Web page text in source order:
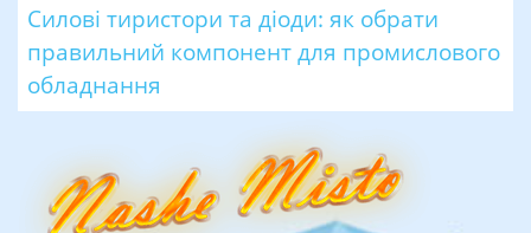
Силові тиристори та діоди: як обрати
правильний компонент для промислового
обладнання